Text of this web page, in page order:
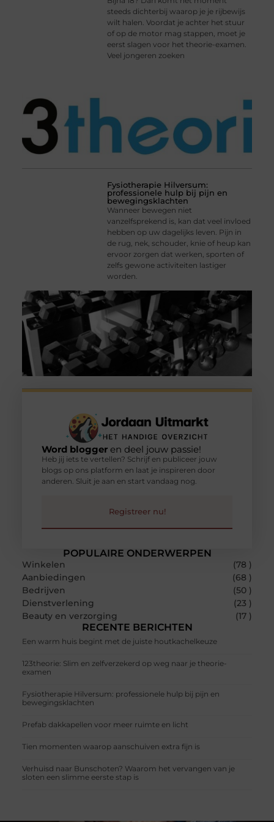
steeds dichterbij waarop je je rijbewijs
wilt halen. Voordat je achter het stuur
of op de motor mag stappen, moet je
eerst slagen voor het theorie-examen.
Veel jongeren zoeken
Fysiotherapie Hilversum:
professionele hulp bij pijn en
bewegingsklachten
Wanneer bewegen niet
vanzelfsprekend is, kan dat veel invloed
hebben op uw dagelijks leven. Pijn in
de rug, nek, schouder, knie of heup kan
ervoor zorgen dat werken, sporten of
zelfs gewone activiteiten lastiger
worden.
POPULAIRE ONDERWERPEN
Winkelen
(78 )
Aanbiedingen
(68 )
Bedrijven
(50 )
Dienstverlening
(23 )
Beauty en verzorging
(17 )
RECENTE BERICHTEN
Een warm huis begint met de juiste houtkachelkeuze
123theorie: Slim en zelfverzekerd op weg naar je theorie-
examen
Fysiotherapie Hilversum: professionele hulp bij pijn en
bewegingsklachten
Prefab dakkapellen voor meer ruimte en licht
Tien momenten waarop aanschuiven extra fijn is
Verhuisd naar Bunschoten? Waarom het vervangen van je
sloten een slimme eerste stap is
Word bloggeren deel jouw passie!
Heb jij iets te vertellen? Schrijf en publiceer jouw
blogs op ons platform en laat je inspireren door
anderen. Sluit je aan en start vandaag nog.
Registreer nu!